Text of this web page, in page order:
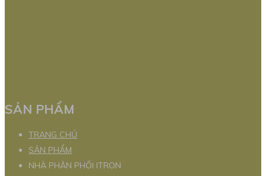
SẢN PHẨM
TRANG CHỦ
SẢN PHẨM
NHÀ PHÂN PHỐI ITRON